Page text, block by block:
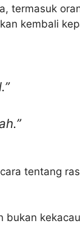
termasuk
kembali
tentang
bukan